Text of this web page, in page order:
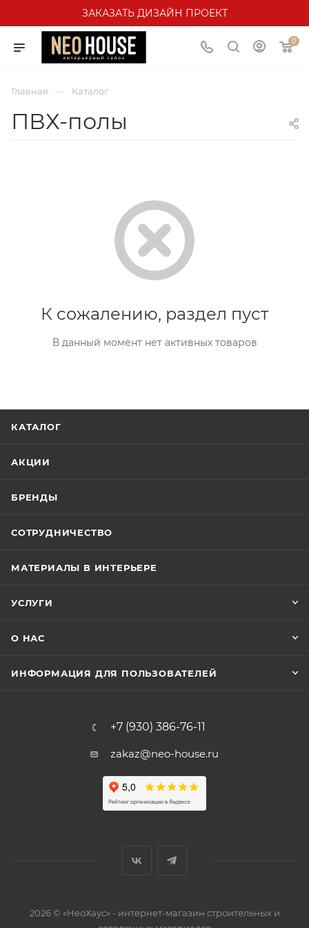
ЗАКАЗАТЬ ДИЗАЙН ПРОЕКТ
0
Главная — Каталог
ПВХ-полы
К сожалению, раздел пуст
В данный момент нет активных товаров
КАТАЛОГ
АКЦИИ
БРЕНДЫ
СОТРУДНИЧЕСТВО
МАТЕРИАЛЫ В ИНТЕРЬЕРЕ
УСЛУГИ
О НАС
ИНФОРМАЦИЯ ДЛЯ ПОЛЬЗОВАТЕЛЕЙ
+7 (930) 386-76-11
zakaz@neo-house.ru
2026 © «НеоХаус» - интернет-магазин строительных и